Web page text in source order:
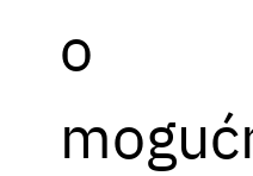
o